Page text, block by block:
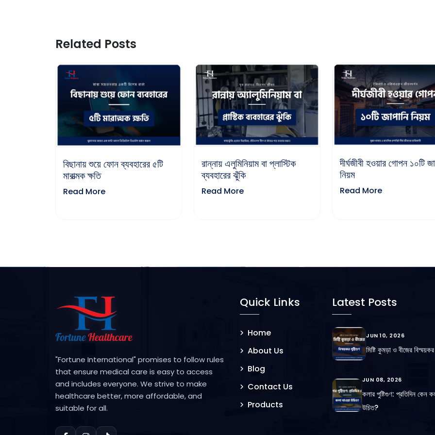
Related Posts
বিছানায় শুয়ে ফোন ব্যবহারের ৫টি
মারাত্মক ক্ষতি
Read More
রান্নায় এলুমিনিয়াম বা প্লাস্টিক
ব্যবহারের ঝুঁকি
Read More
দীর্ঘজীবী হওয়ার গোপন ১০টি
নিয়ম
Read More
"Fortune International" promises to follow rules
that ensure medical care is easy to access
and includes everyone. We strive to make
healthcare better, more affordable, and
suitable for all.
Quick Links
Home
About Us
Blog
Contact Us
Products
Latest Posts
JUN 10, 2026
মিষ্টি কুমড়া ও বীজের
JUN 08, 2026
কলার পুষ্টিগুণ: প্রতিদিন কেন
উচিত?